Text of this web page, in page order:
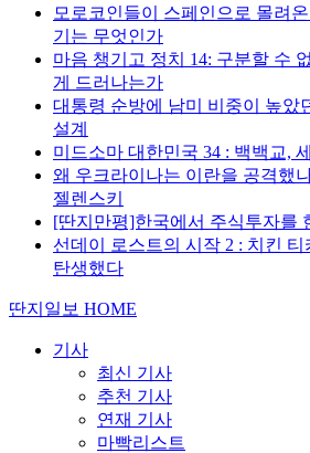
모로코인들이 스페인으로 몰려
기는 무엇인가
마음 챙기고 정치 14: 구분할 수
게 드러나는가
대통령 순방에 남미 비중이 높았
설계
미드소마 대한민국 34 : 백백교,
왜 우크라이나는 이란을 공격했
젤렌스키
[딴지만평]한국에서 주식투자를
선데이 로스트의 시작 2 : 치킨
탄생했다
딴지일보 HOME
기사
최신 기사
추천 기사
연재 기사
마빡리스트